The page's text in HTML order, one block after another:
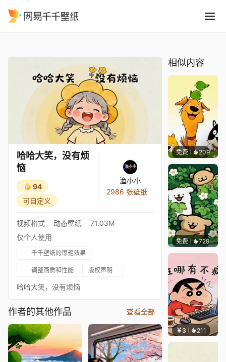
哈哈大笑，没有烦
恼
94
可自定义
渔小小
2986 张壁纸
视频格式 动态壁纸
71.03M
仅个人使用
千千壁纸的惊艳效果
调整画质和性能 版权声明
哈哈大笑，没有烦恼
作者的其他作品 查看全部
相似内容
免费 209渔小小
免费 729渔小小
￥3 211 渔小小